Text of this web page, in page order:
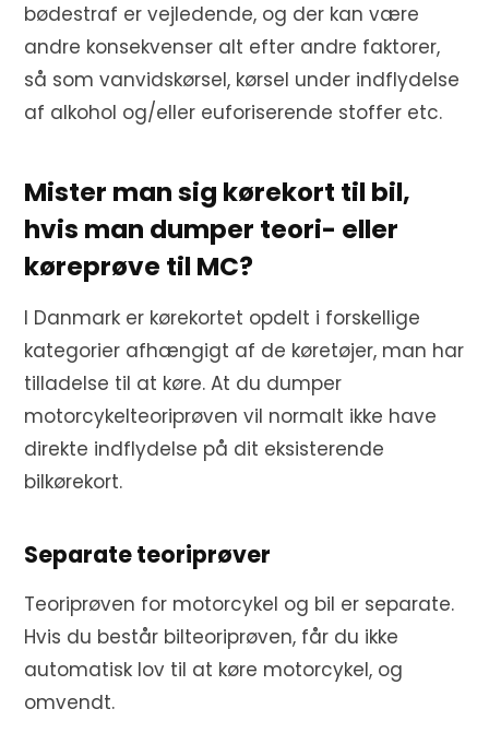
bødestraf er vejledende, og der kan være
andre konsekvenser alt efter andre faktorer,
så som vanvidskørsel, kørsel under indflydelse
af alkohol og/eller euforiserende stoffer etc.
Mister man sig kørekort til bil,
hvis man dumper teori- eller
køreprøve til MC?
I Danmark er kørekortet opdelt i forskellige
kategorier afhængigt af de køretøjer, man har
tilladelse til at køre. At du dumper
motorcykelteoriprøven vil normalt ikke have
direkte indflydelse på dit eksisterende
bilkørekort.
Separate teoriprøver
Teoriprøven for motorcykel og bil er separate.
Hvis du består bilteoriprøven, får du ikke
automatisk lov til at køre motorcykel, og
omvendt.